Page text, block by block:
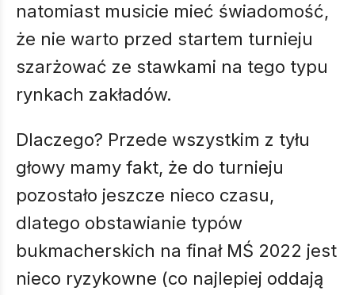
natomiast musicie mieć świadomość,
że nie warto przed startem turnieju
szarżować ze stawkami na tego typu
rynkach zakładów.
Dlaczego? Przede wszystkim z tyłu
głowy mamy fakt, że do turnieju
pozostało jeszcze nieco czasu,
dlatego obstawianie typów
bukmacherskich na finał MŚ 2022 jest
nieco ryzykowne (co najlepiej oddają